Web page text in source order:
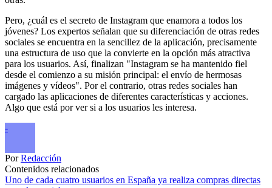
Pero, ¿cuál es el secreto de Instagram que enamora a todos los
jóvenes? Los expertos señalan que su diferenciación de otras redes
sociales se encuentra en la sencillez de la aplicación, precisamente
una estructura de uso que la convierte en la opción más atractiva
para los usuarios. Así, finalizan "Instagram se ha mantenido fiel
desde el comienzo a su misión principal: el envío de hermosas
imágenes y vídeos". Por el contrario, otras redes sociales han
cargado las aplicaciones de diferentes características y acciones.
Algo que está por ver si a los usuarios les interesa.
-
PorRedacción
Contenidos relacionados
Uno de cada cuatro usuarios en España ya realiza compras directas